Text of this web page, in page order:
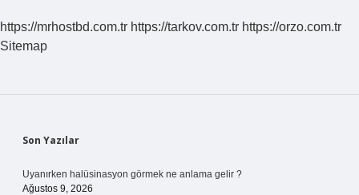
https://mrhostbd.com.tr https://tarkov.com.tr https://orzo.com.tr
Sitemap
Sidebar
Son Yazılar
Uyanırken halüsinasyon görmek ne anlama gelir ?
Ağustos 9, 2026